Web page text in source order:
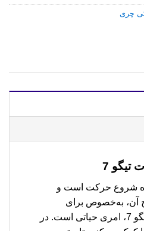
چری
تیگو 7
شروع حرکت است و
آن، به‌خصوص برای
خودروهای مدرنی چون تیگو 7، امری حیاتی است. در